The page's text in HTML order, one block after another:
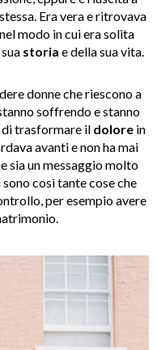
Era vera e ritrovava
modo in cui era solita
storia e della sua vita.
donne che riescono a
soffrendo e stanno
trasformare il dolore in
avanti e non ha mai
sia un messaggio molto
sono così tante cose che
per esempio avere